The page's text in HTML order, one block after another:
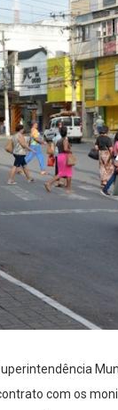
com os